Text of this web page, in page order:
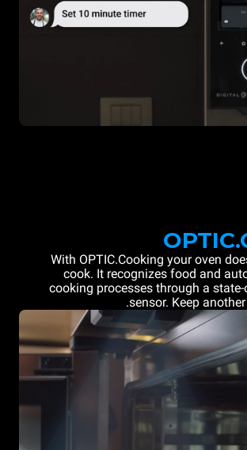
With OPTIC.Cooking your oven
cook. It recognizes food and
cooking processes through a
sensor. Keep